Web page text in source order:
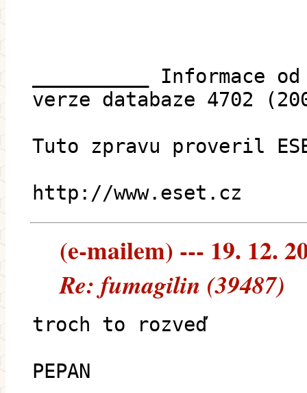
__________ Informace
verze databaze 4702
Tuto zpravu proveril
http://www.eset.cz
(e-mailem) --- 19. 12.
Re: fumagilin (39487)
troch to rozveď
PEPAN